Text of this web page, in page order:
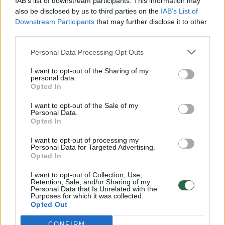
also be disclosed by us to third parties on the IAB’s List of
Downstream Participants that may further disclose it to other
Personal Data Processing Opt Outs
I want to opt-out of the Sharing of my
personal data.
Opted In
I want to opt-out of the Sale of my
Personal Data.
Opted In
I want to opt-out of processing my
Personal Data for Targeted Advertising.
Opted In
I want to opt-out of Collection, Use,
Retention, Sale, and/or Sharing of my
Personal Data that Is Unrelated with the
Purposes for which it was collected.
Opted Out
vaiko gyvybių išgelbėti nepavyko
Žinios | Lietuvos diena
00:00:57
Savaitės vidurys nusimato karštas: temperatūra kils iki
32 laipsnių šilumos
Žinios | Orai
Nufilmavo, kaip patvino Vilniaus Vakarinis aplinkkelis:
Žinios | Lietuvos diena
00:00:55
Avarija Vilniuje: į stotelę įsirėžęs automobilis sužalojo
dvi moteris